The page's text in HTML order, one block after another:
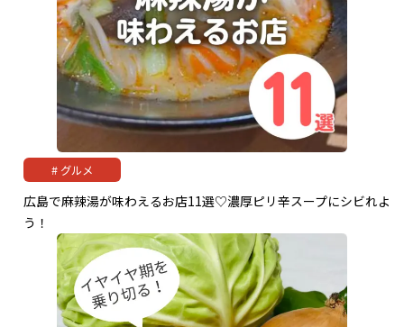
グルメ
広島で麻辣湯が味わえるお店11選♡濃厚ピリ辛スープにシビれよ
う！